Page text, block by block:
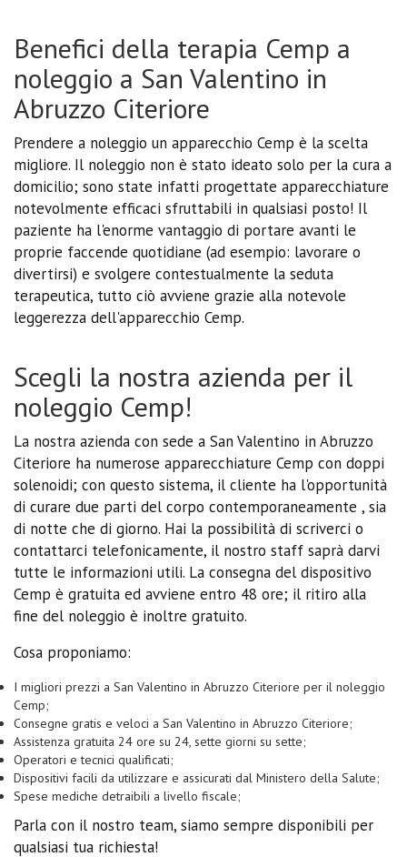
Benefici della terapia Cemp a
noleggio a San Valentino in
Abruzzo Citeriore
Prendere a noleggio un apparecchio Cemp è la scelta
migliore. Il noleggio non è stato ideato solo per la cura a
domicilio; sono state infatti progettate apparecchiature
notevolmente efficaci sfruttabili in qualsiasi posto! Il
paziente ha l'enorme vantaggio di portare avanti le
proprie faccende quotidiane (ad esempio: lavorare o
divertirsi) e svolgere contestualmente la seduta
terapeutica, tutto ciò avviene grazie alla notevole
leggerezza dell'apparecchio Cemp.
Scegli la nostra azienda per il
noleggio Cemp!
La nostra azienda con sede a San Valentino in Abruzzo
Citeriore ha numerose apparecchiature Cemp con doppi
solenoidi; con questo sistema, il cliente ha l'opportunità
di curare due parti del corpo contemporaneamente , sia
di notte che di giorno. Hai la possibilità di scriverci o
contattarci telefonicamente, il nostro staff saprà darvi
tutte le informazioni utili. La consegna del dispositivo
Cemp è gratuita ed avviene entro 48 ore; il ritiro alla
fine del noleggio è inoltre gratuito.
Cosa proponiamo:
I migliori prezzi a San Valentino in Abruzzo Citeriore per il noleggio
Cemp;
Consegne gratis e veloci a San Valentino in Abruzzo Citeriore;
Assistenza gratuita 24 ore su 24, sette giorni su sette;
Operatori e tecnici qualificati;
Dispositivi facili da utilizzare e assicurati dal Ministero della Salute;
Spese mediche detraibili a livello fiscale;
Parla con il nostro team, siamo sempre disponibili per
qualsiasi tua richiesta!